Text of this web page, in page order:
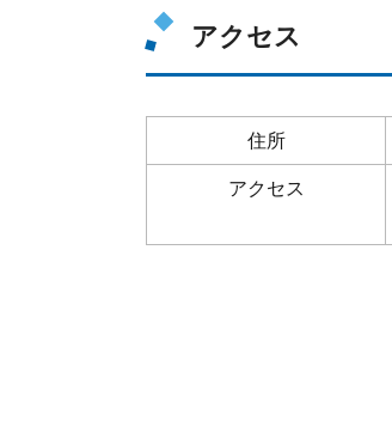
アクセス
住所
アクセス